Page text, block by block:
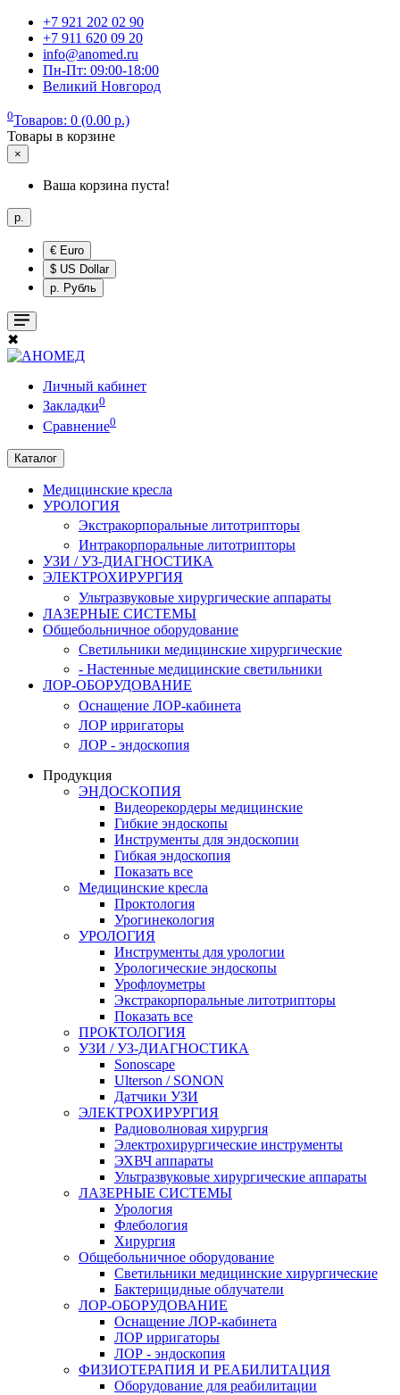
+7 921 202 02 90
+7 911 620 09 20
info@anomed.ru
Пн-Пт: 09:00-18:00
Великий Новгород
0Товаров: 0 (0.00 р.)
Товары в корзине
×
Ваша корзина пуста!
р.
€ Euro
$ US Dollar
р. Рубль
✖
Личный кабинет
Закладки0
Сравнение0
Каталог
Медицинские кресла
УРОЛОГИЯ
Экстракорпоральные литотрипторы
Интракорпоральные литотрипторы
УЗИ / УЗ-ДИАГНОСТИКА
ЭЛЕКТРОХИРУРГИЯ
Ультразвуковые хирургические аппараты
ЛАЗЕРНЫЕ СИСТЕМЫ
Общебольничное оборудование
Светильники медицинские хирургические
- Настенные медицинские светильники
ЛОР-ОБОРУДОВАНИЕ
Оснащение ЛОР-кабинета
ЛОР ирригаторы
ЛОР - эндоскопия
Продукция
ЭНДОСКОПИЯ
Видеорекордеры медицинские
Гибкие эндоскопы
Инструменты для эндоскопии
Гибкая эндоскопия
Показать все
Медицинские кресла
Проктология
Урогинекология
УРОЛОГИЯ
Инструменты для урологии
Урологические эндоскопы
Урофлоуметры
Экстракорпоральные литотрипторы
Показать все
ПРОКТОЛОГИЯ
УЗИ / УЗ-ДИАГНОСТИКА
Sonoscape
Ulterson / SONON
Датчики УЗИ
ЭЛЕКТРОХИРУРГИЯ
Радиоволновая хирургия
Электрохирургические инструменты
ЭХВЧ аппараты
Ультразвуковые хирургические аппараты
ЛАЗЕРНЫЕ СИСТЕМЫ
Урология
Флебология
Хирургия
Общебольничное оборудование
Светильники медицинские хирургические
Бактерицидные облучатели
ЛОР-ОБОРУДОВАНИЕ
Оснащение ЛОР-кабинета
ЛОР ирригаторы
ЛОР - эндоскопия
ФИЗИОТЕРАПИЯ И РЕАБИЛИТАЦИЯ
Оборудование для реабилитации